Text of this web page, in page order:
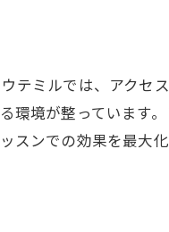
ルフライフ
テミルでは、アクセ
境が整っています
スンでの効果を最大